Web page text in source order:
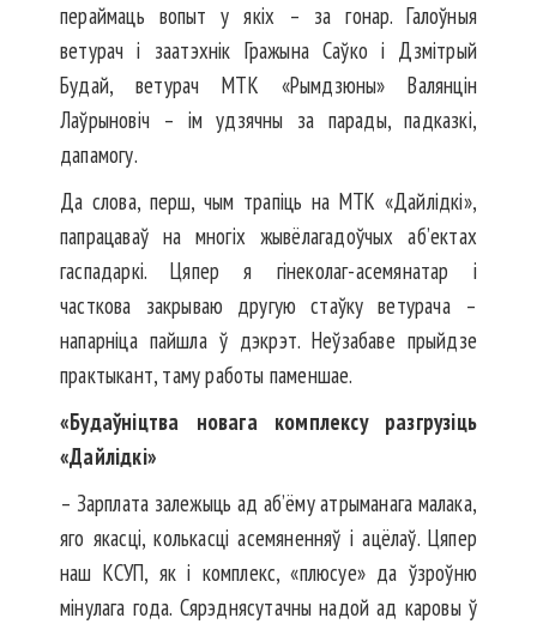
пераймаць вопыт у якіх – за гонар. Галоўныя
ветурач і заатэхнік Гражына Саўко і Дзмітрый
Будай, вет­урач МТК «Рымдзюны» Валянцін
Лаўрыновіч – ім удзячны за парады, падказкі,
дапамогу.
Да слова, перш, чым трапіць на МТК «Дайлідкі»,
папрацаваў на многіх жывёлагадоўчых аб’ек­тах
гаспадаркі. Цяпер я гіне­колаг-асемянатар і
часткова закрываю другую стаўку ветурача –
напарніца пайшла ў дэкрэт. Неўзабаве прыйдзе
практыкант, таму работы паменшае.
«Будаўніцтва новага комплексу разгрузіць
«Дайлідкі»
– Зарплата залежыць ад аб’ёму атрыманага малака,
яго якасці, колькасці асемяненняў і ацёлаў. Цяпер
наш КСУП, як і комплекс, «плюсуе» да ўзроўню
мінулага года. Сярэднясутачны надой ад каровы ў